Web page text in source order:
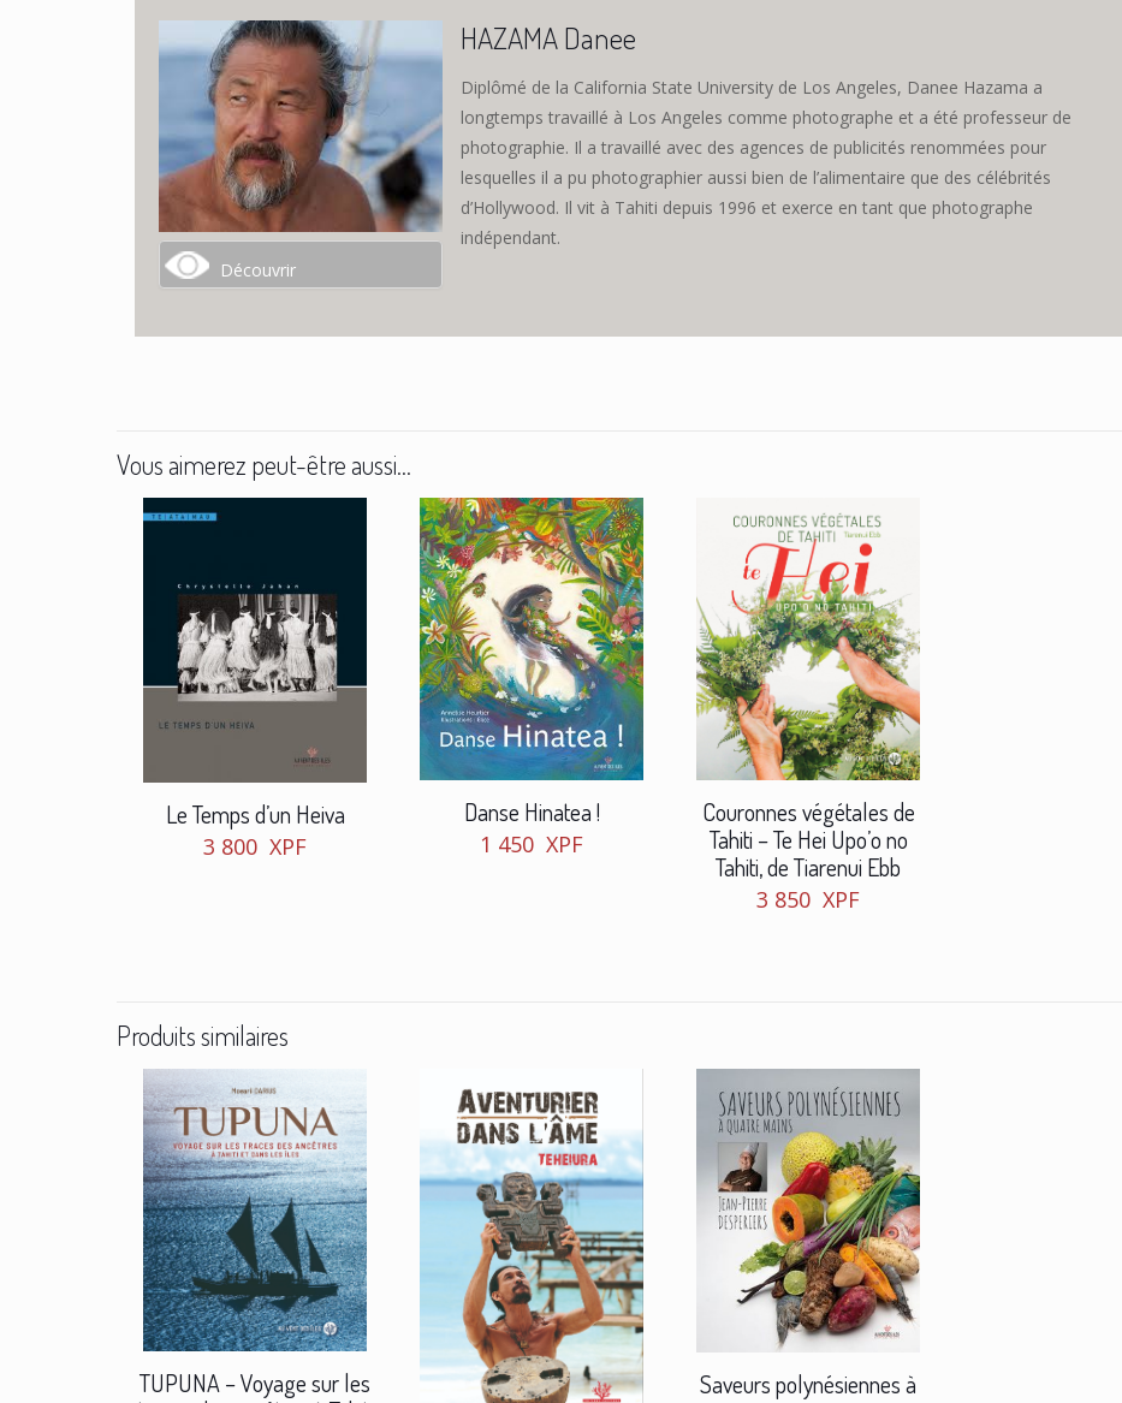
Découvrir
HAZAMA Danee
Diplômé de la California State University de Los Angeles, Danee Hazama a
longtemps travaillé à Los Angeles comme photographe et a été professeur de
photographie. Il a travaillé avec des agences de publicités renommées pour
lesquelles il a pu photographier aussi bien de l’alimentaire que des célébrités
d’Hollywood. Il vit à Tahiti depuis 1996 et exerce en tant que photographe
indépendant.
Vous aimerez peut-être aussi…
Le Temps d’un Heiva
3 800 XPF
Danse Hinatea !
1 450 XPF
Couronnes végétales de
Tahiti – Te Hei Upo’o no
Tahiti, de Tiarenui Ebb
3 850 XPF
Produits similaires
TUPUNA – Voyage sur les
Saveurs polynésiennes à